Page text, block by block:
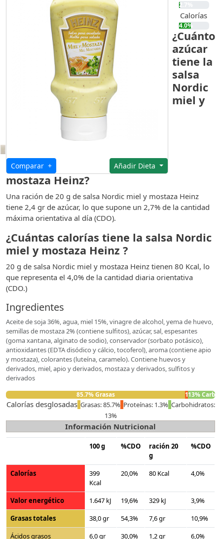
Comparar + Añadir Dieta
2.7%
Calorías
4.0%
¿Cuánto
azúcar
tiene la
salsa
Nordic
miel y
mostaza Heinz?
Una ración de 20 g de salsa Nordic miel y mostaza Heinz
tiene 2,4 gr de azúcar, lo que supone un 2,7% de la cantidad
máxima orientativa al día (CDO).
¿Cuántas calorías tiene la salsa Nordic
miel y mostaza Heinz ?
20 g de salsa Nordic miel y mostaza Heinz tienen 80 Kcal, lo
que representa el 4,0% de la cantidad diaria orientativa
(CDO.)
Ingredientes
Aceite de soja 36%, agua, miel 15%, vinagre de alcohol, yema de huevo,
semillas de mostaza 2% (contiene sulfitos), azúcar, sal, espesantes
(goma xantana, alginato de sodio), conservador (sorbato potásico),
antioxidantes (EDTA disódico y cálcio, tocoferol), aroma (contiene apio
y mostaza), colorantes (luteína, caramelo). Contiene huevos y
derivados, miel, apio y derivados, mostaza y derivados, sulfitos y
derivados
85.7% Grasas 1.3%
13%
Calorías desglosadas Grasas: 85.7% Proteínas: 1.3% Carbohidratos:
13%
Información Nutricional
100 g %CDO
ración 20
g
%CDO
Calorías
399
Kcal
20,0% 80 Kcal 4,0%
Valor energético 1.647 kJ 19,6% 329 kJ
3,9%
Grasas totales
38,0 gr 54,3% 7,6 gr
10,9%
Ácidos grasos
6,0 gr 30,0% 1,2 gr 6,0%